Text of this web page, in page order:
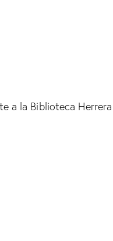
a la Biblioteca Herrera